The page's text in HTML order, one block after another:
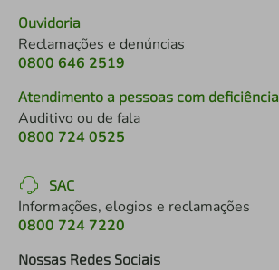
Ouvidoria
Reclamações e denúncias
0800 646 2519
Atendimento a pessoas com deficiência
Auditivo ou de fala
0800 724 0525
SAC
Informações, elogios e reclamações
0800 724 7220
Nossas Redes Sociais